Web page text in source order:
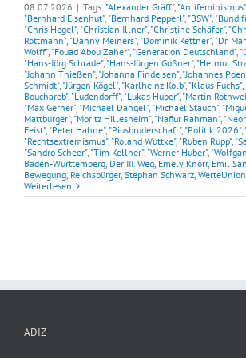
08.07.2026 | Tags: "Alexander Gräff", "Antifeminismus"
"Bernhard Eisenhut", "Bernhard Pepperl", "BSW", "Bund
"Chris Hegel", "Christian Illner", "Christine Schäfer",
Rottmann", "Danny Meiners", "Dominik Kettner", "Dr.
Wolff", "Fouad Abou Zaher", "Generation Deutschland",
"Hans-Jörg Schrade", "Hans-Jürgen Goßner", "Helmut
"Johann Thießen", "Johanna Findeisen", "Johannes
Schmidt", "Jürgen Kögel", "Karlheinz Kolb", "Klaus Fuchs",
Bouchareb", "Ludendorff", "Lukas Huber", "Martin
"Max Gerner", "Michael Dangel", "Michael Stauch",
Mattburger", "Moritz Hillesheim", "Nafiur Rahman",
Feist", "Peter Hahne", "Piusbruderschaft", "Politik 2026",
"Rechtsextremismus", "Roland Wuttke", "Ruben Rupp",
"Sandro Scheer", "Tim Kellner", "Werner Huber",
Baden-Württemberg, Der III. Weg, Emely Knorr, Emil
Bewegung, Reichsbürger, Stephan Schwarz, WerteUnion
Weiterlesen
ADIZ